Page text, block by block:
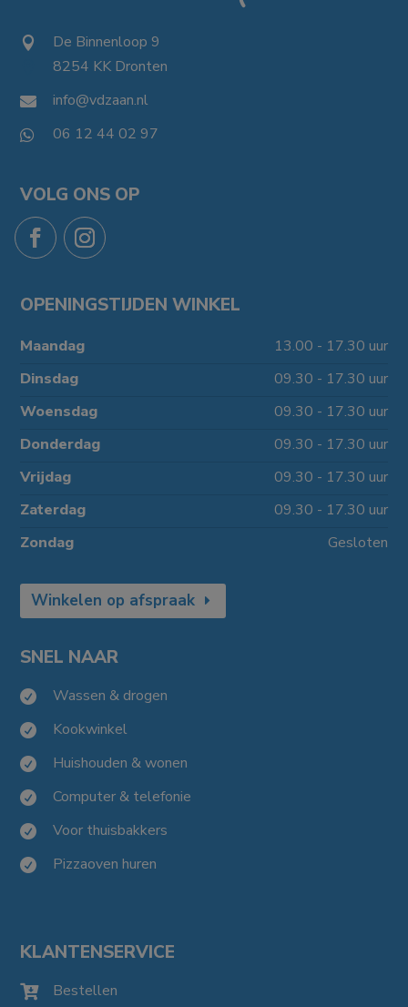
 De Binnenloop 9
8254 KK Dronten
 info@vdzaan.nl
 06 12 44 02 97
VOLG ONS OP
OPENINGSTIJDEN WINKEL
Maandag
13.00 - 17.30 uur
Dinsdag
09.30 - 17.30 uur
Woensdag
09.30 - 17.30 uur
Donderdag
09.30 - 17.30 uur
Vrijdag
09.30 - 17.30 uur
Zaterdag
09.30 - 17.30 uur
Zondag
Gesloten
Winkelen op afspraak
SNEL NAAR
 Wassen & drogen
 Kookwinkel
 Huishouden & wonen
 Computer & telefonie
 Voor thuisbakkers
 Pizzaoven huren
KLANTENSERVICE
 Bestellen